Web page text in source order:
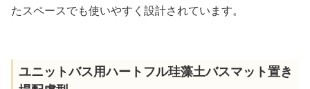
たスペースでも使いやすく設計されています。
ユニットバス用ハートフル珪藻土バスマット置き